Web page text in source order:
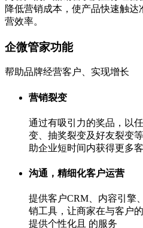
降低营销成本，使产品快速触
营效率。
企微管家功能
帮助品牌经营客户、实现增长
营销裂变
通过有吸引力的奖品，以
变、抽奖裂变及好友裂变
助企业短时间内获得更多
沟通，精细化客户运营
提供客户CRM、内容引擎
销工具，让商家在与客户
提供个性化且 的服务